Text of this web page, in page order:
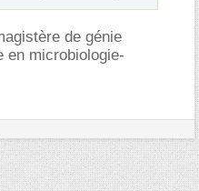
de génie
en microbiologie-